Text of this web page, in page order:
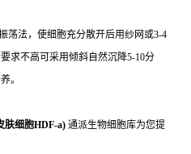
荡法，使细胞充分散开后用纱网或3-4
求不高可采用倾斜自然沉降5-10分
。
肤细胞HDF-a) 通派生物细胞库为您提